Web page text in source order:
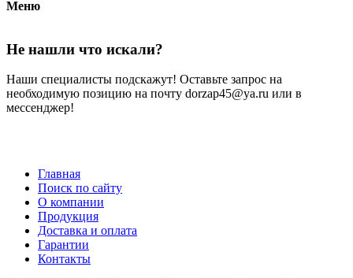
Меню
Не нашли что искали?
Наши специалисты подскажут! Оставьте запрос на
необходимую позицию на почту dorzap45@ya.ru или в
мессенджер!
Меню
подвале
Главная
Поиск по сайту
О компании
Продукция
Доставка и оплата
Гарантии
Контакты